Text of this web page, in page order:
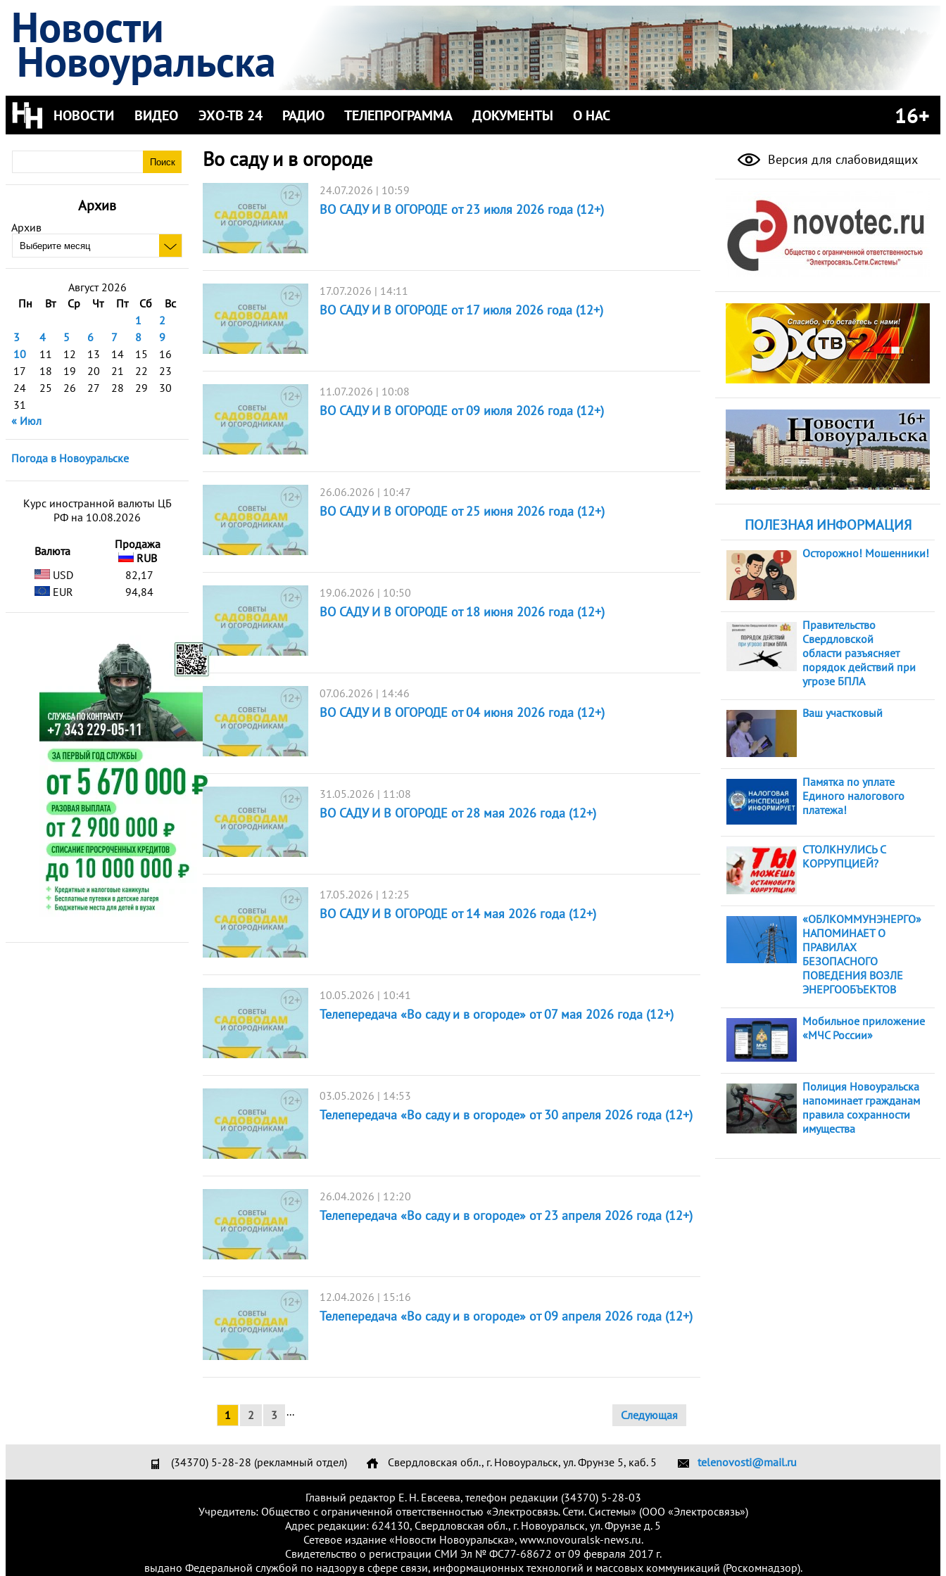
Новости
Новоуральска
НОВОСТИ ВИДЕО ЭХО-ТВ 24 РАДИО ТЕЛЕПРОГРАММА ДОКУМЕНТЫ О НАС 16+
Архив
Архив
Август 2026
Пн
Вт Ср Чт Пт Сб
Вс
1
2
3
4 5 6 7 8
9
10
11 12 13 14 15
16
17
18 19 20 21 22
23
24
25 26 27 28 29
30
31
« Июл
Погода в Новоуральске
Курс иностранной валюты ЦБ
РФ на 10.08.2026
Валюта
Продажа
RUB
USD
82,17
EUR
94,84
Во саду и в огороде
24.07.2026 | 10:59
ВО САДУ И В ОГОРОДЕ от 23 июля 2026 года (12+)
17.07.2026 | 14:11
ВО САДУ И В ОГОРОДЕ от 17 июля 2026 года (12+)
11.07.2026 | 10:08
ВО САДУ И В ОГОРОДЕ от 09 июля 2026 года (12+)
26.06.2026 | 10:47
ВО САДУ И В ОГОРОДЕ от 25 июня 2026 года (12+)
19.06.2026 | 10:50
ВО САДУ И В ОГОРОДЕ от 18 июня 2026 года (12+)
07.06.2026 | 14:46
ВО САДУ И В ОГОРОДЕ от 04 июня 2026 года (12+)
31.05.2026 | 11:08
ВО САДУ И В ОГОРОДЕ от 28 мая 2026 года (12+)
17.05.2026 | 12:25
ВО САДУ И В ОГОРОДЕ от 14 мая 2026 года (12+)
10.05.2026 | 10:41
Телепередача «Во саду и в огороде» от 07 мая 2026 года (12+)
03.05.2026 | 14:53
Телепередача «Во саду и в огороде» от 30 апреля 2026 года (12+)
26.04.2026 | 12:20
Телепередача «Во саду и в огороде» от 23 апреля 2026 года (12+)
12.04.2026 | 15:16
Телепередача «Во саду и в огороде» от 09 апреля 2026 года (12+)
1 2 3 ... Следующая
Версия для слабовидящих
ПОЛЕЗНАЯ ИНФОРМАЦИЯ
Осторожно! Мошенники!
Правительство
Свердловской
области разъясняет
порядок действий при
угрозе БПЛА
Ваш участковый
Памятка по уплате
Единого налогового
платежа!
СТОЛКНУЛИСЬ С
КОРРУПЦИЕЙ?
«ОБЛКОММУНЭНЕРГО»
НАПОМИНАЕТ О
ПРАВИЛАХ
БЕЗОПАСНОГО
ПОВЕДЕНИЯ ВОЗЛЕ
ЭНЕРГООБЪЕКТОВ
Мобильное приложение
«МЧС России»
Полиция Новоуральска
напоминает гражданам
правила сохранности
имущества
(34370) 5-28-28 (рекламный отдел) Свердловская обл., г. Новоуральск, ул. Фрунзе 5, каб. 5 telenovosti@mail.ru
Главный редактор Е. Н. Евсеева, телефон редакции (34370) 5-28-03
Учредитель: Общество с ограниченной ответственностью «Электросвязь. Сети. Системы» (ООО «Электросвязь»)
Адрес редакции: 624130, Свердловская обл., г. Новоуральск, ул. Фрунзе д. 5
Сетевое издание «Новости Новоуральска», www.novouralsk-news.ru.
Свидетельство о регистрации СМИ Эл № ФС77-68672 от 09 февраля 2017 г.
выдано Федеральной службой по надзору в сфере связи, информационных технологий и массовых коммуникаций (Роскомнадзор).